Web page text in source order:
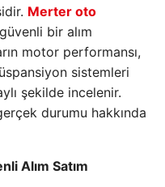
Merter oto
bir alım
motor performansı,
sistemleri
şekilde incelenir.
durumu hakkında
Alım Satım